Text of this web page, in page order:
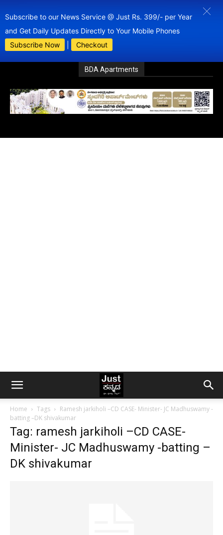
Subscribe to our News Service @ Just Rs. 399/- per Year
and Get Daily Updates Directly to Your Mobile Phones
Subscribe Now
Checkout
BDA Apartments
Home Tags
Ramesh jarkiholi –CD CASE- Minister- JC Madhuswamy -
batting –DK shivakumar
Tag: ramesh jarkiholi –CD CASE-
Minister- JC Madhuswamy -batting –
DK shivakumar